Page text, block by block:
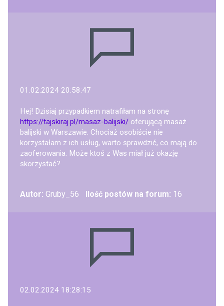
01.02.2024 20:58:47
Hej! Dzisiaj przypadkiem natrafiłam na stronę
https://tajskiraj.pl/masaz-balijski/ oferującą masaż
balijski w Warszawie. Chociaż osobiście nie
korzystałam z ich usług, warto sprawdzić, co mają do
zaoferowania. Może ktoś z Was miał już okazję
skorzystać?
Autor: Gruby_56 Ilość postów na forum: 16
02.02.2024 18:28:15